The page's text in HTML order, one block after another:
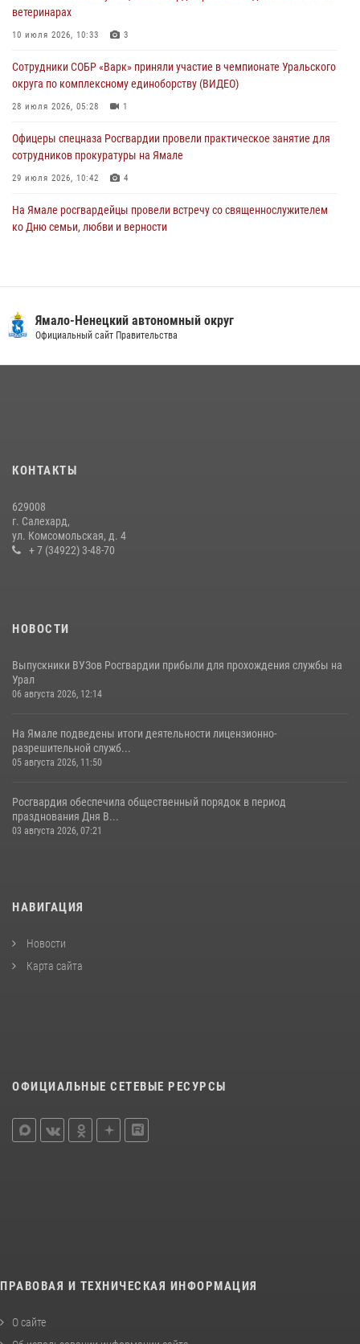
На Полярном круге Росгвардия обеспечила безопасность турнира
27 июля 2026, 09:04
ветеринарах
10 июля 2026, 10:33 3
Сотрудники СОБР «Варк» приняли участие в чемпионате Уральского
округа по комплексному единоборству (ВИДЕО)
28 июля 2026, 05:28 1
Офицеры спецназа Росгвардии провели практическое занятие для
сотрудников прокуратуры на Ямале
29 июля 2026, 10:42 4
На Ямале росгвардейцы провели встречу со священнослужителем
ко Дню семьи, любви и верности
«Каникулы с Росгвардией» продолжаются на Ямале
14 июля 2026, 06:53
Ямало-Ненецкий автономный округ
Официальный сайт Правительства
КОНТАКТЫ
629008
г. Салехард,
ул. Комсомольская, д. 4
+ 7 (34922) 3-48-70
НОВОСТИ
Выпускники ВУЗов Росгвардии прибыли для прохождения службы на
Урал
06 августа 2026, 12:14
На Ямале подведены итоги деятельности лицензионно-
разрешительной служб...
05 августа 2026, 11:50
Росгвардия обеспечила общественный порядок в период
празднования Дня В...
03 августа 2026, 07:21
НАВИГАЦИЯ
Новости
Карта сайта
ОФИЦИАЛЬНЫЕ СЕТЕВЫЕ РЕСУРСЫ
ПРАВОВАЯ И ТЕХНИЧЕСКАЯ ИНФОРМАЦИЯ
О сайте